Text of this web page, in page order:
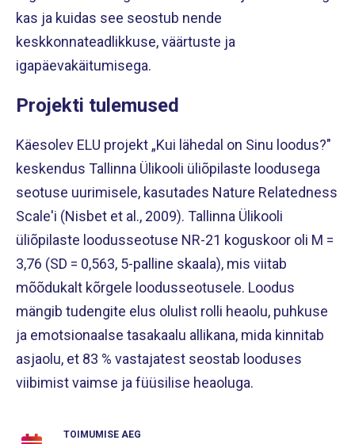
kas ja kuidas see seostub nende
keskkonnateadlikkuse, väärtuste ja
igapäevakäitumisega.
Projekti tulemused
Käesolev ELU projekt „Kui lähedal on Sinu loodus?"
keskendus Tallinna Ülikooli üliõpilaste loodusega
seotuse uurimisele, kasutades Nature Relatedness
Scale'i (Nisbet et al., 2009). Tallinna Ülikooli
üliõpilaste loodusseotuse NR-21 koguskoor oli M =
3,76 (SD = 0,563, 5-palline skaala), mis viitab
mõõdukalt kõrgele loodusseotusele. Loodus
mängib tudengite elus olulist rolli heaolu, puhkuse
ja emotsionaalse tasakaalu allikana, mida kinnitab
asjaolu, et 83 % vastajatest seostab looduses
viibimist vaimse ja füüsilise heaoluga.
TOIMUMISE AEG